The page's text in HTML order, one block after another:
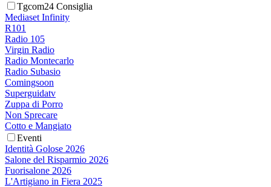
Tgcom24 Consiglia
Mediaset Infinity
R101
Radio 105
Virgin Radio
Radio Montecarlo
Radio Subasio
Comingsoon
Superguidatv
Zuppa di Porro
Non Sprecare
Cotto e Mangiato
Eventi
Identità Golose 2026
Salone del Risparmio 2026
Fuorisalone 2026
L'Artigiano in Fiera 2025